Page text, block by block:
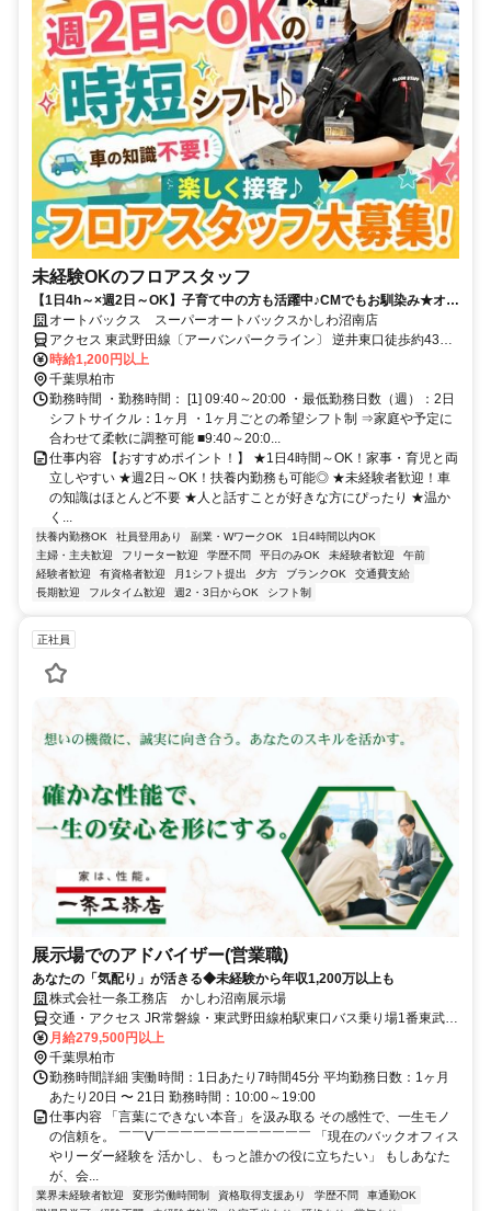
未経験OKのフロアスタッフ
【1日4h～×週2日～OK】子育て中の方も活躍中♪CMでもお馴染み★オー
トバックスのお仕事になります！
オートバックス スーパーオートバックスかしわ沼南店
アクセス 東武野田線〔アーバンパークライン〕 逆井東口徒歩約43
分、東武野田線〔アーバンパークライン〕 高柳西口徒歩約43分、東
武野田線〔アーバンパークライン〕 増尾東口徒歩約48分
時給1,200円以上
千葉県柏市
勤務時間 ・勤務時間： [1] 09:40～20:00 ・最低勤務日数（週）：2日
シフトサイクル：1ヶ月 ・1ヶ月ごとの希望シフト制 ⇒家庭や予定に
合わせて柔軟に調整可能 ■9:40～20:0...
仕事内容 【おすすめポイント！】 ★1日4時間～OK！家事・育児と両
立しやすい ★週2日～OK！扶養内勤務も可能◎ ★未経験者歓迎！車
の知識はほとんど不要 ★人と話すことが好きな方にぴったり ★温か
く...
扶養内勤務OK 社員登用あり 副業・WワークOK
1日4時間以内OK
主婦・主夫歓迎
フリーター歓迎 学歴不問 平日のみOK 未経験者歓迎
午前
経験者歓迎
有資格者歓迎 月1シフト提出 夕方 ブランクOK
交通費支給
長期歓迎
フルタイム歓迎 週2・3日からOK シフト制
正社員
展示場でのアドバイザー(営業職)
あなたの「気配り」が活きる◆未経験から年収1,200万以上も
株式会社一条工務店 かしわ沼南展示場
交通・アクセス JR常磐線・東武野田線柏駅東口バス乗り場1番東武バ
ス乗車セブンパーク・アリオ柏前下車5分
月給279,500円以上
千葉県柏市
勤務時間詳細 実働時間：1日あたり7時間45分 平均勤務日数：1ヶ月
あたり20日 〜 21日 勤務時間：10:00～19:00
仕事内容 「言葉にできない本音」を汲み取る その感性で、一生モノ
の信頼を。 ￣￣V￣￣￣￣￣￣￣￣￣￣￣￣ 「現在のバックオフィス
やリーダー経験を 活かし、もっと誰かの役に立ちたい」 もしあなた
が、会...
業界未経験者歓迎 変形労働時間制 資格取得支援あり 学歴不問
車通勤OK